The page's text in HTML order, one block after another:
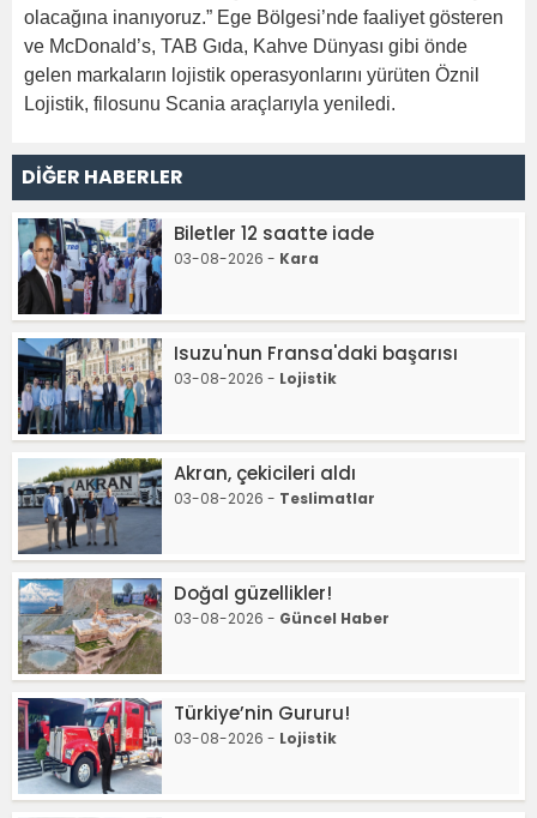
olacağına inanıyoruz.” Ege Bölgesi’nde faaliyet gösteren
ve McDonald’s, TAB Gıda, Kahve Dünyası gibi önde
gelen markaların lojistik operasyonlarını yürüten Öznil
Lojistik, filosunu Scania araçlarıyla yeniledi.
DİĞER HABERLER
Biletler 12 saatte iade
03-08-2026 - Kara
Isuzu'nun Fransa'daki başarısı
03-08-2026 - Lojistik
Akran, çekicileri aldı
03-08-2026 - Teslimatlar
Doğal güzellikler!
03-08-2026 - Güncel Haber
Türkiye’nin Gururu!
03-08-2026 - Lojistik